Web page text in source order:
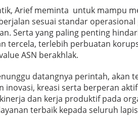
Arief meminta untuk mampu
sesuai standar
Serta yang paling penting
tercela, terlebih perbuatan
ASN berakhlak.
datangnya perintah, akan
inovasi, kreasi serta berperan
dan kerja produktif pada
terbaik kepada seluruh